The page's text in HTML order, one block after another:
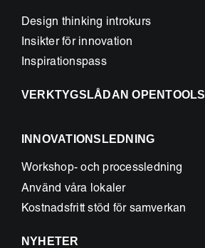
Design thinking introkurs
Insikter för innovation
Inspirationspass
VERKTYGSLÅDAN OPENTOOLS
INNOVATIONSLEDNING
Workshop- och processledning
Använd våra lokaler
Kostnadsfritt stöd för samverkan
NYHETER